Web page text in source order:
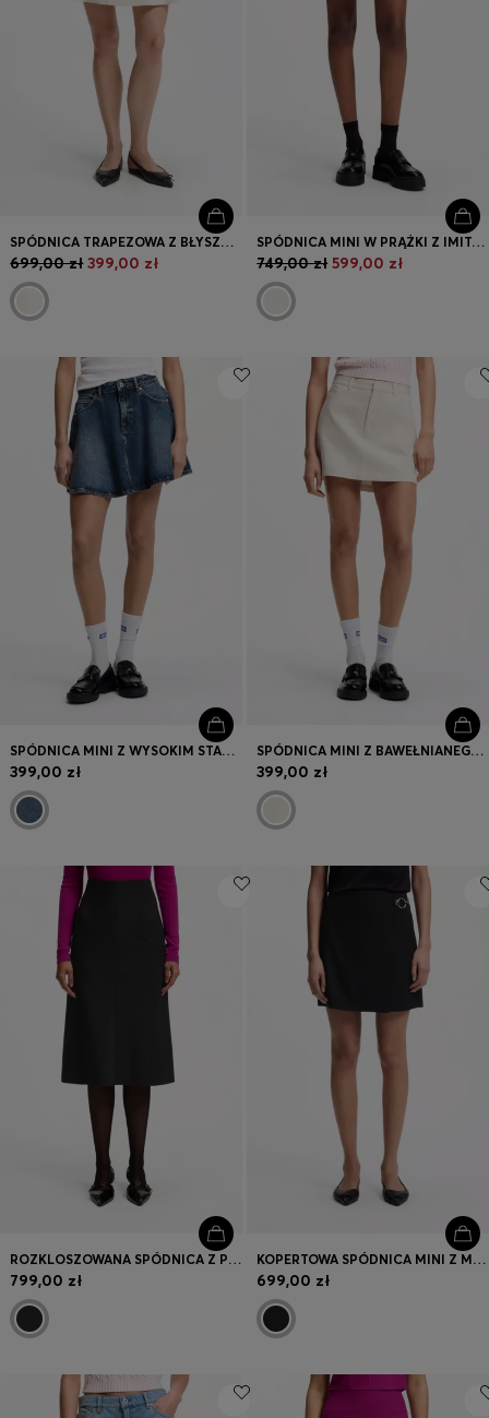
SPÓDNICA TRAPEZOWA Z BŁYSZCZĄCEGO MATERIAŁU BOUCLÉ
699,00 zł 399,00 zł
SPÓDNICA MINI W PRĄŻKI Z IMITACJĄ WIĄZANIA
749,00 zł 599,00 zł
SPÓDNICA MINI Z WYSOKIM STANEM Z NIEBIESKIEGO DENIMU
399,00 zł
SPÓDNICA MINI Z BAWEŁNIANEGO DIAGONALU Z LOGO HAPPY HUGO
399,00 zł
ROZKLOSZOWANA SPÓDNICA Z PRZESZYCIAMI
799,00 zł
KOPERTOWA SPÓDNICA MINI Z METALOWYM KARABIŃCZYKIEM
699,00 zł